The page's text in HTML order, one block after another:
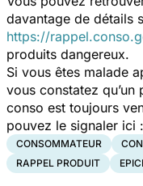
davantage de détails
https://
produits dangereux.
Si vous êtes malade
vous constatez
conso est toujours
pouvez le signaler ici :
CONSOMMATEUR
RAPPEL PRODUIT